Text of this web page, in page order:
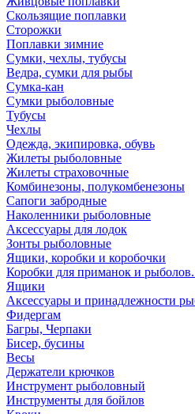
Скользящие поплавки
Сторожки
Поплавки зимние
Сумки, чехлы, тубусы
Ведра, сумки для рыбы
Сумка-кан
Сумки рыболовные
Тубусы
Чехлы
Одежда, экипировка, обувь
Жилеты рыболовные
Жилеты страховочные
Комбинезоны, полукомбенезоны
Сапоги забродные
Наколенники рыболовные
Аксессуары для лодок
Зонты рыболовные
Ящики, коробки и коробочки
Коробки для приманок и
Ящики
Аксессуары и принадлежности
Фидергам
Багры, Черпаки
Бисер, бусины
Весы
Держатели крючков
Инструмент рыболовный
Инструменты для бойлов